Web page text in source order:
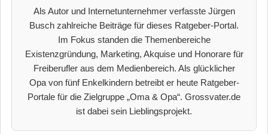
Als Autor und Internetunternehmer verfasste Jürgen
Busch zahlreiche Beiträge für dieses Ratgeber-Portal.
Im Fokus standen die Themenbereiche
Existenzgründung, Marketing, Akquise und Honorare für
Freiberufler aus dem Medienbereich. Als glücklicher
Opa von fünf Enkelkindern betreibt er heute Ratgeber-
Portale für die Zielgruppe „Oma & Opa“. Grossvater.de
ist dabei sein Lieblingsprojekt.